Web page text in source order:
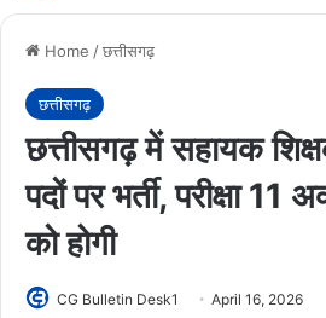
Home /छत्तीसगढ़
छत्तीसगढ़
छत्तीसगढ़ में सहायक
पदों पर भर्ती, परीक्षा
को होगी
CG Bulletin Desk1 April 16, 2026